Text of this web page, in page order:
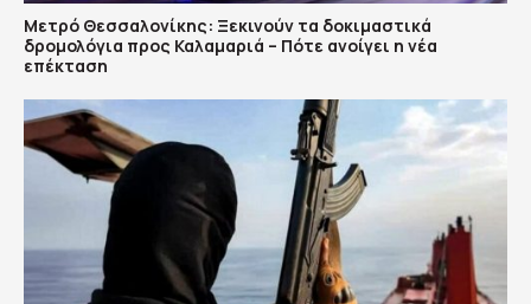
Μετρό Θεσσαλονίκης: Ξεκινούν τα δοκιμαστικά
δρομολόγια προς Καλαμαριά – Πότε ανοίγει η νέα
επέκταση